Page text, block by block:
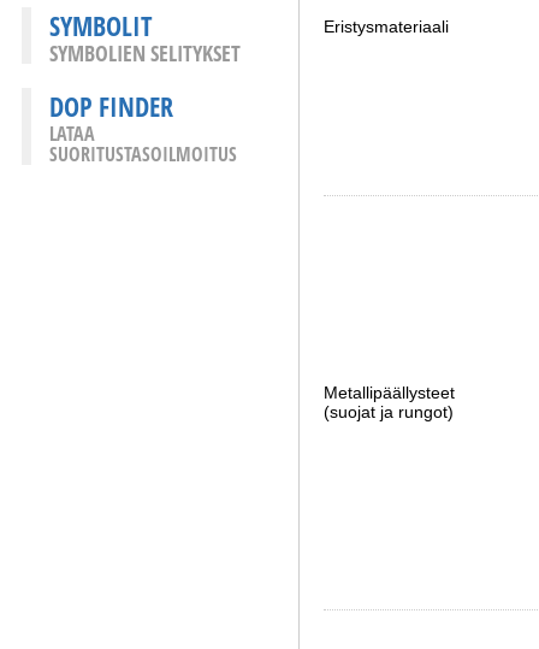
SYMBOLIT
SYMBOLIEN SELITYKSET
DOP FINDER
LATAA
SUORITUSTASOILMOITUS
Eristysmateriaali
Metallipäällysteet
(suojat ja rungot)